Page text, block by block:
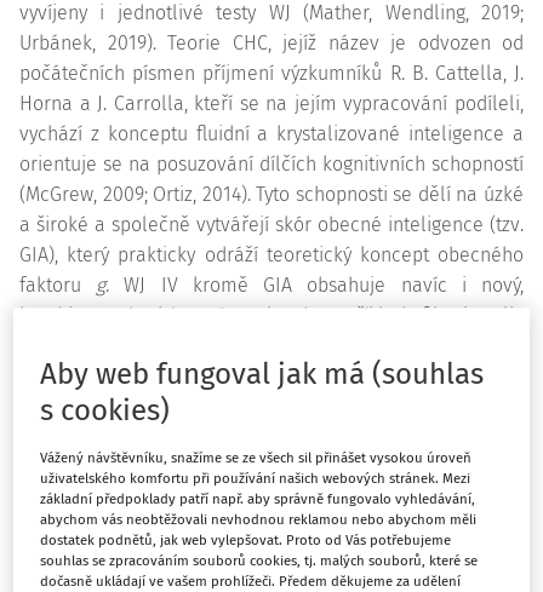
vyvíjeny i jednotlivé testy WJ (Mather, Wendling, 2019;
Urbánek, 2019). Teorie CHC, jejíž název je odvozen od
počátečních písmen příjmení výzkumníků R. B. Cattella, J.
Horna a J. Carrolla, kteří se na jejím vypracování podíleli,
vychází z konceptu fluidní a krystalizované inteligence a
orientuje se na posuzování dílčích kognitivních schopností
(McGrew, 2009; Ortiz, 2014). Tyto schopnosti se dělí na úzké
a široké a společně vytvářejí skór obecné inteligence (tzv.
GIA), který prakticky odráží teoretický koncept obecného
faktoru g. WJ IV kromě GIA obsahuje navíc i nový,
kombinovaný skór
Gf-Gc
, který například filtruje vliv
v testu. WJ IV COG umožňuje měření sedmi širokých
schopností CHC a množství schopností úzkých, včetně
Například široká schopnost Rychlost kognitivního
zpracování(Gs)odráží schopnost rychle vykonávat
jednoduché i složité kognitivní úkoly, v nichž je důležité
zaměření pozornosti a výdrž soustředění. Oproti tomu
Aby web fungoval jak má (souhlas
s cookies)
Vážený návštěvníku, snažíme se ze všech sil přinášet vysokou úroveň
uživatelského komfortu při používání našich webových stránek. Mezi
základní předpoklady patří např. aby správně fungovalo vyhledávání,
abychom vás neobtěžovali nevhodnou reklamou nebo abychom měli
dostatek podnětů, jak web vylepšovat. Proto od Vás potřebujeme
souhlas se zpracováním souborů cookies, tj. malých souborů, které se
dočasně ukládají ve vašem prohlížeči. Předem děkujeme za udělení